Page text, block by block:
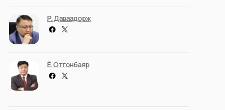
Р. Даваадорж
Ё. Отгонбаяр